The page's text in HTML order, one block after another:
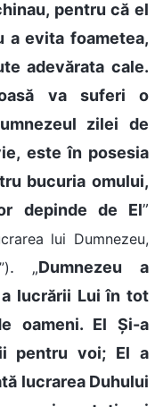
pentru că el
a evita foametea,
adevărata cale.
va suferi o
zilei de
este în posesia
bucuria omului,
depinde de El”
lui Dumnezeu,
. „Dumnezeu a
lucrării Lui în tot
oameni. El Și-a
pentru voi; El a
lucrarea Duhului